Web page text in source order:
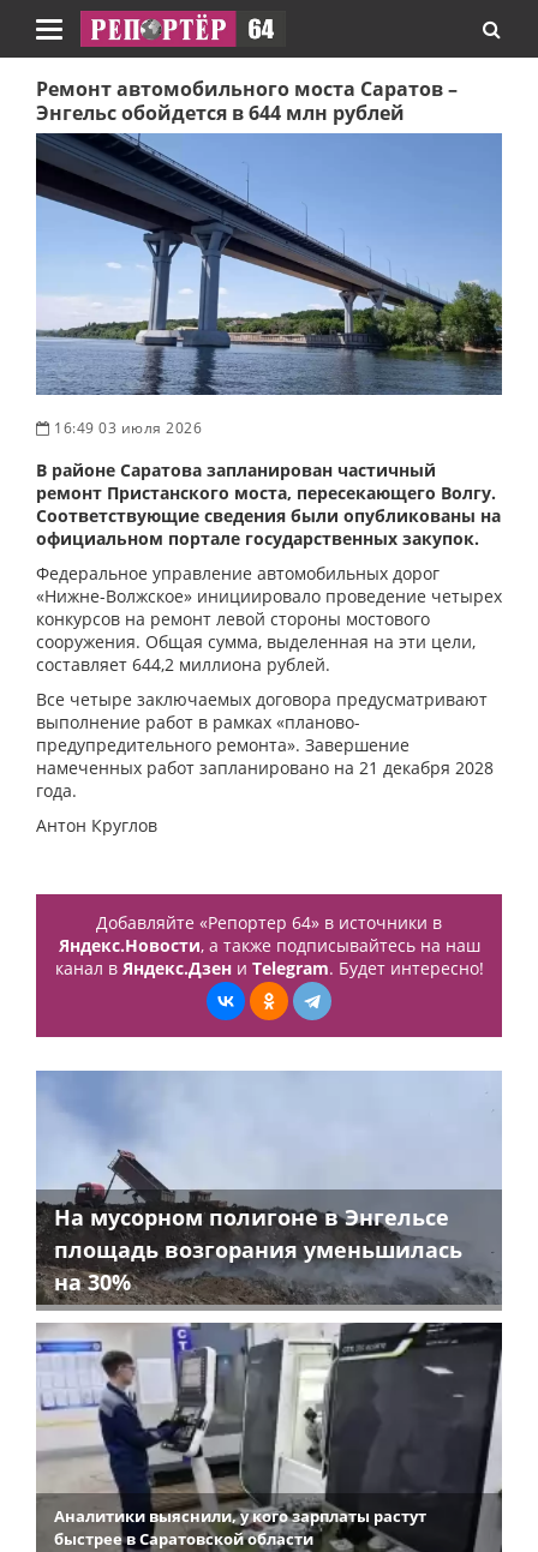
Навигация
Ремонт автомобильного моста Саратов –
Энгельс обойдется в 644 млн рублей
16:49 03 июля 2026
В районе Саратова запланирован частичный
ремонт Пристанского моста, пересекающего Волгу.
Соответствующие сведения были опубликованы на
официальном портале государственных закупок.
Федеральное управление автомобильных дорог
«Нижне-Волжское» инициировало проведение четырех
конкурсов на ремонт левой стороны мостового
сооружения. Общая сумма, выделенная на эти цели,
составляет 644,2 миллиона рублей.
Все четыре заключаемых договора предусматривают
выполнение работ в рамках «планово-
предупредительного ремонта». Завершение
намеченных работ запланировано на 21 декабря 2028
года.
Антон Круглов
Добавляйте «Репортер 64» в источники в
Яндекс.Новости, а также подписывайтесь на наш
канал в Яндекс.Дзени Telegram. Будет интересно!
На мусорном полигоне в Энгельсе
площадь возгорания уменьшилась
на 30%
Аналитики выяснили, у кого зарплаты растут
быстрее в Саратовской области